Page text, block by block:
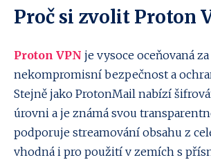
Proč si zvolit Proton
Proton VPN je vysoce oceňovaná
nekompromisní bezpečnost a
Stejně jako ProtonMail nabízí
úrovni a je známá svou
podporuje streamování obsahu z
vhodná i pro použití v zemích s